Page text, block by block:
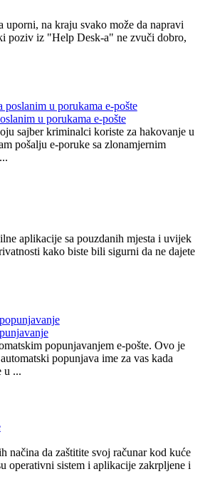
uporni, na kraju svako može da napravi
poziv iz "Help Desk-a" ne zvuči dobro,
u porukama e-pošte
sajber kriminalci koriste za hakovanje u
pošalju e-poruke sa zlonamjernim
aplikacije sa pouzdanih mjesta i uvijek
kako biste bili sigurni da ne dajete
popunjavanjem e-pošte. Ovo je
popunjava ime za vas kada
u ...
načina da zaštitite svoj računar kod kuće
operativni sistem i aplikacije zakrpljene i